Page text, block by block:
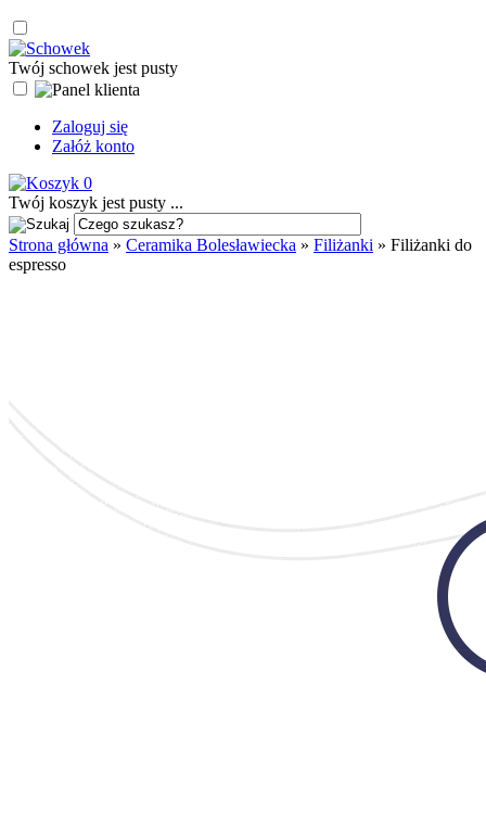
Twój schowek jest pusty
Zaloguj się
Załóż konto
0
Twój koszyk jest pusty ...
Strona główna » Ceramika Bolesławiecka » Filiżanki » Filiżanki do
espresso